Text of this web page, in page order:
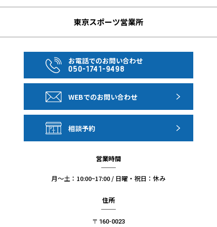
アメリカ・カナダでは各州・各都市ごとの法律またはホテ
ルごとの営業規則により、未成年者のみ（保護者を伴わな
ベッド台数の確約はできません。予めご了承ください。
東京スポーツ営業所
お電話でのお問い合わせ
050-1741-9498
WEBでのお問い合わせ
相談予約
営業時間
月〜土：10:00~17:00 / 日曜・祝日：休み
住所
〒160-0023